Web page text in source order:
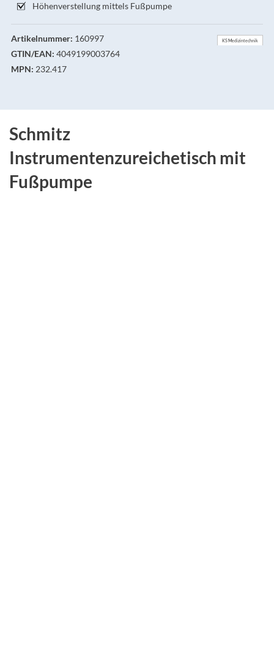
Höhenverstellung mittels Fußpumpe
Artikelnummer: 160997
GTIN/EAN: 4049199003764
MPN: 232.417
KS Medizintechnik
Schmitz
Instrumentenzureichetisch mit
Fußpumpe